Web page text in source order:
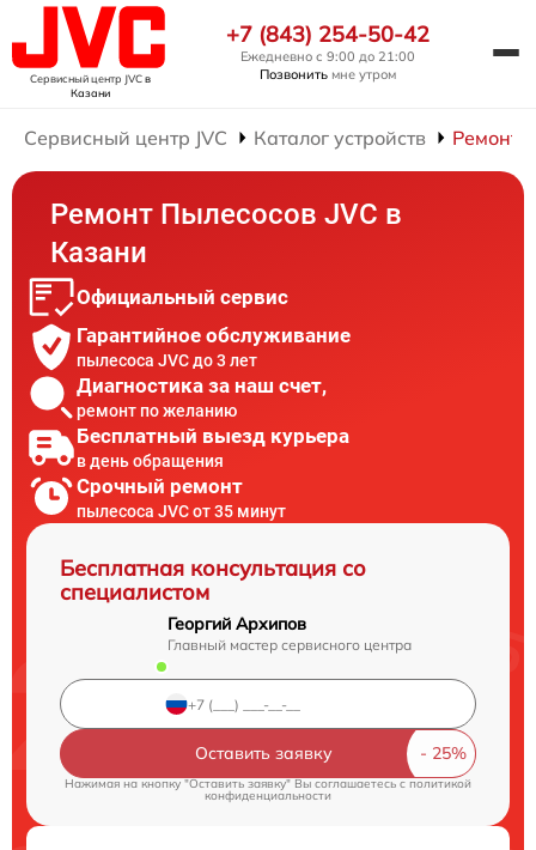
Сервисный центр JVCв
Казани
+7 (843) 254-50-42
Ежедневно с 9:00 до 21:00
Позвонить мне утром
Сервисный центр JVC Каталог устройств Ремонт
Ремонт Пылесосов JVC в
Казани
Официальный сервис
Гарантийное обслуживание
пылесоса JVC до 3 лет
Диагностика за наш счет,
ремонт по желанию
Бесплатный выезд курьера
в день обращения
Срочный ремонт
пылесоса JVC от 35 минут
Бесплатная консультация со
специалистом
Георгий Архипов
Главный мастер сервисного центра
Оставить заявку
Нажимая на кнопку "Оставить заявку" Вы соглашаетесь cполитикой
конфиденциальности